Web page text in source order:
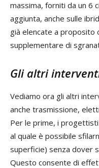
massima, forniti da un 6
aggiunta, anche sulle
già elencate a proposito
supplementare di
Gli altri
Vediamo ora gli altri
anche trasmissione,
Per le prime, i
al quale è possibile
superficie) senza dover
Questo consente di